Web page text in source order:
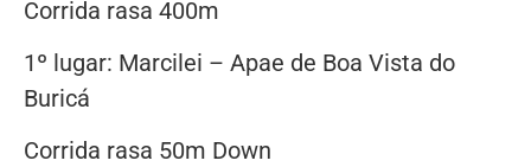
Corrida rasa 400m
1º lugar: Marcilei – Apae de Boa Vista do
Buricá
Corrida rasa 50m Down